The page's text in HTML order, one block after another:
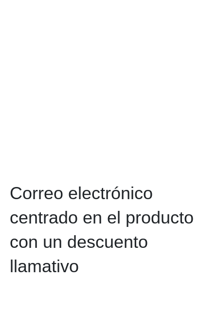
Correo electrónico
centrado en el producto
con un descuento
llamativo